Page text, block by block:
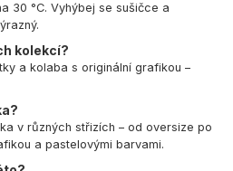
30 °C. Vyhýbej se sušičce a
kolekcí?
a kolaba s originální grafikou –
v různých střizích – od oversize po
a pastelovými barvami.